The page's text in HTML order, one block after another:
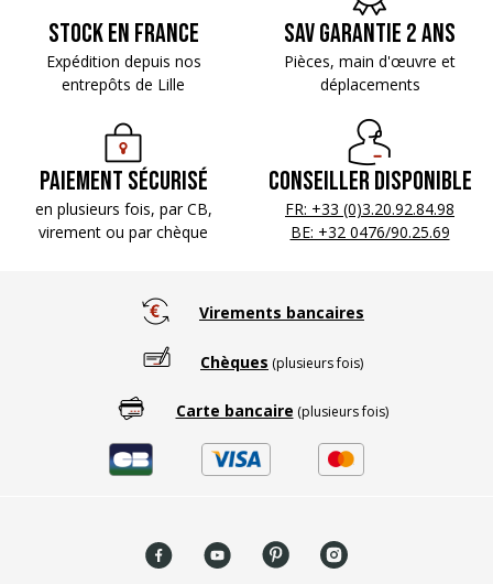
Stock en France
Expédition depuis nos
entrepôts de Lille
SAV Garantie 2 ans
Pièces, main d'œuvre et
déplacements
Paiement sécurisé
en plusieurs fois, par CB,
virement ou par chèque
Conseiller disponible
FR: +33 (0)3.20.92.84.98
BE: +32 0476/90.25.69
Virements bancaires
Chèques (plusieurs fois)
Carte bancaire (plusieurs fois)